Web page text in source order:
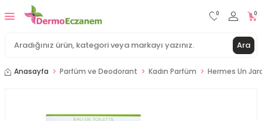
Ara
0 0
Anasayfa Parfüm ve Deodorant Kadın Parfüm Hermes Un